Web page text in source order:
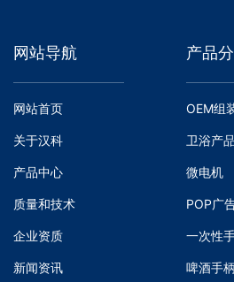
网站导航
网站首页
关于汉科
产品中心
质量和技术
企业资质
新闻资讯
产品
OEM组
卫浴产品
微电机
POP广
一次性
啤酒手柄